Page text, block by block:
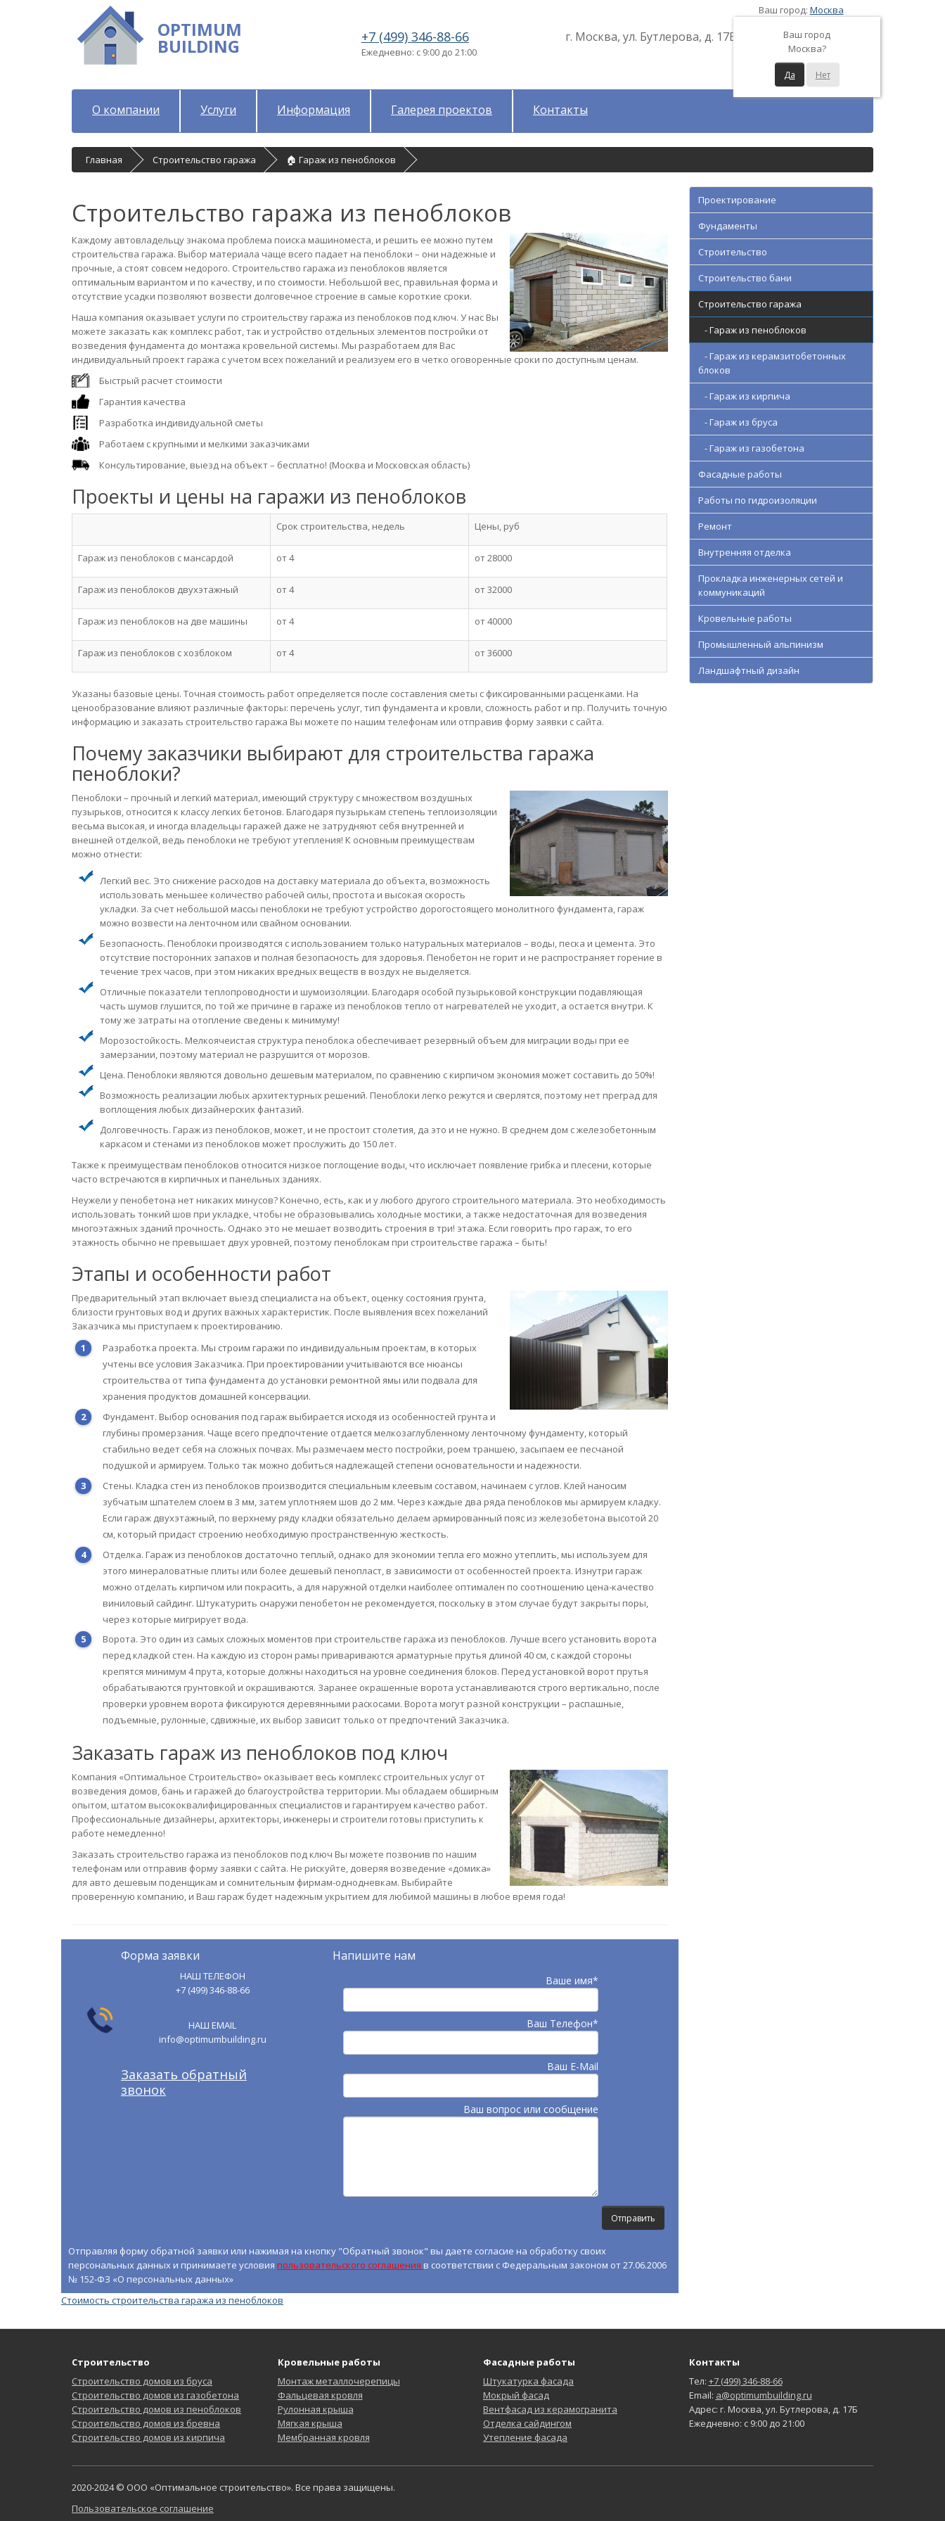
OPTIMUM
BUILDING +7 (499) 346-88-66
Ежедневно: с 9:00 до 21:00
г. Москва, ул. Бутлерова, д. 17Б
Ваш город: Москва
Ваш город
Москва?
Да Нет
О компании Услуги Информация Галерея проектов Контакты
Главная Строительство гаража 🏠 Гараж из пеноблоков
Строительство гаража из пеноблоков
Каждому автовладельцу знакома проблема поиска машиноместа, и решить ее можно путем
строительства гаража. Выбор материала чаще всего падает на пеноблоки – они надежные и
прочные, а стоят совсем недорого. Строительство гаража из пеноблоков является
оптимальным вариантом и по качеству, и по стоимости. Небольшой вес, правильная форма и
отсутствие усадки позволяют возвести долговечное строение в самые короткие сроки.
Наша компания оказывает услуги по строительству гаража из пеноблоков под ключ. У нас Вы
можете заказать как комплекс работ, так и устройство отдельных элементов постройки от
возведения фундамента до монтажа кровельной системы. Мы разработаем для Вас
индивидуальный проект гаража с учетом всех пожеланий и реализуем его в четко оговоренные сроки по доступным ценам.
Быстрый расчет стоимости
Гарантия качества
Разработка индивидуальной сметы
Работаем с крупными и мелкими заказчиками
Консультирование, выезд на объект – бесплатно! (Москва и Московская область)
Проекты и цены на гаражи из пеноблоков
Срок строительства, недель Цены, руб
Гараж из пеноблоков с мансардой от 4 от 28000
Гараж из пеноблоков двухэтажный от 4 от 32000
Гараж из пеноблоков на две машины от 4 от 40000
Гараж из пеноблоков с хозблоком от 4 от 36000
Указаны базовые цены. Точная стоимость работ определяется после составления сметы с фиксированными расценками. На
ценообразование влияют различные факторы: перечень услуг, тип фундамента и кровли, сложность работ и пр. Получить точную
информацию и заказать строительство гаража Вы можете по нашим телефонам или отправив форму заявки с сайта.
Почему заказчики выбирают для строительства гаража
пеноблоки?
Пеноблоки – прочный и легкий материал, имеющий структуру с множеством воздушных
пузырьков, относится к классу легких бетонов. Благодаря пузырькам степень теплоизоляции
весьма высокая, и иногда владельцы гаражей даже не затрудняют себя внутренней и
внешней отделкой, ведь пеноблоки не требуют утепления! К основным преимуществам
можно отнести:
Легкий вес. Это снижение расходов на доставку материала до объекта, возможность
использовать меньшее количество рабочей силы, простота и высокая скорость
укладки. За счет небольшой массы пеноблоки не требуют устройство дорогостоящего монолитного фундамента, гараж
можно возвести на ленточном или свайном основании.
Безопасность. Пеноблоки производятся с использованием только натуральных материалов – воды, песка и цемента. Это
отсутствие посторонних запахов и полная безопасность для здоровья. Пенобетон не горит и не распространяет горение в
течение трех часов, при этом никаких вредных веществ в воздух не выделяется.
Отличные показатели теплопроводности и шумоизоляции. Благодаря особой пузырьковой конструкции подавляющая
часть шумов глушится, по той же причине в гараже из пеноблоков тепло от нагревателей не уходит, а остается внутри. К
тому же затраты на отопление сведены к минимуму!
Морозостойкость. Мелкоячеистая структура пеноблока обеспечивает резервный объем для миграции воды при ее
замерзании, поэтому материал не разрушится от морозов.
Цена. Пеноблоки являются довольно дешевым материалом, по сравнению с кирпичом экономия может составить до 50%!
Возможность реализации любых архитектурных решений. Пеноблоки легко режутся и сверлятся, поэтому нет преград для
воплощения любых дизайнерских фантазий.
Долговечность. Гараж из пеноблоков, может, и не простоит столетия, да это и не нужно. В среднем дом с железобетонным
каркасом и стенами из пеноблоков может прослужить до 150 лет.
Также к преимуществам пеноблоков относится низкое поглощение воды, что исключает появление грибка и плесени, которые
часто встречаются в кирпичных и панельных зданиях.
Неужели у пенобетона нет никаких минусов? Конечно, есть, как и у любого другого строительного материала. Это необходимость
использовать тонкий шов при укладке, чтобы не образовывались холодные мостики, а также недостаточная для возведения
многоэтажных зданий прочность. Однако это не мешает возводить строения в три! этажа. Если говорить про гараж, то его
этажность обычно не превышает двух уровней, поэтому пеноблокам при строительстве гаража – быть!
Этапы и особенности работ
Предварительный этап включает выезд специалиста на объект, оценку состояния грунта,
близости грунтовых вод и других важных характеристик. После выявления всех пожеланий
Заказчика мы приступаем к проектированию.
Разработка проекта. Мы строим гаражи по индивидуальным проектам, в которых
учтены все условия Заказчика. При проектировании учитываются все нюансы
строительства от типа фундамента до установки ремонтной ямы или подвала для
хранения продуктов домашней консервации.
Фундамент. Выбор основания под гараж выбирается исходя из особенностей грунта и
глубины промерзания. Чаще всего предпочтение отдается мелкозаглубленному ленточному фундаменту, который
стабильно ведет себя на сложных почвах. Мы размечаем место постройки, роем траншею, засыпаем ее песчаной
подушкой и армируем. Только так можно добиться надлежащей степени основательности и надежности.
Стены. Кладка стен из пеноблоков производится специальным клеевым составом, начинаем с углов. Клей наносим
зубчатым шпателем слоем в 3 мм, затем уплотняем шов до 2 мм. Через каждые два ряда пеноблоков мы армируем кладку.
Если гараж двухэтажный, по верхнему ряду кладки обязательно делаем армированный пояс из железобетона высотой 20
см, который придаст строению необходимую пространственную жесткость.
Отделка. Гараж из пеноблоков достаточно теплый, однако для экономии тепла его можно утеплить, мы используем для
этого минераловатные плиты или более дешевый пенопласт, в зависимости от особенностей проекта. Изнутри гараж
можно отделать кирпичом или покрасить, а для наружной отделки наиболее оптимален по соотношению цена-качество
виниловый сайдинг. Штукатурить снаружи пенобетон не рекомендуется, поскольку в этом случае будут закрыты поры,
через которые мигрирует вода.
Ворота. Это один из самых сложных моментов при строительстве гаража из пеноблоков. Лучше всего установить ворота
перед кладкой стен. На каждую из сторон рамы привариваются арматурные прутья длиной 40 см, с каждой стороны
крепятся минимум 4 прута, которые должны находиться на уровне соединения блоков. Перед установкой ворот прутья
обрабатываются грунтовкой и окрашиваются. Заранее окрашенные ворота устанавливаются строго вертикально, после
проверки уровнем ворота фиксируются деревянными раскосами. Ворота могут разной конструкции – распашные,
подъемные, рулонные, сдвижные, их выбор зависит только от предпочтений Заказчика.
Заказать гараж из пеноблоков под ключ
Компания «Оптимальное Строительство» оказывает весь комплекс строительных услуг от
возведения домов, бань и гаражей до благоустройства территории. Мы обладаем обширным
опытом, штатом высококвалифицированных специалистов и гарантируем качество работ.
Профессиональные дизайнеры, архитекторы, инженеры и строители готовы приступить к
работе немедленно!
Заказать строительство гаража из пеноблоков под ключ Вы можете позвонив по нашим
телефонам или отправив форму заявки с сайта. Не рискуйте, доверяя возведение «домика»
для авто дешевым поденщикам и сомнительным фирмам-однодневкам. Выбирайте
проверенную компанию, и Ваш гараж будет надежным укрытием для любимой машины в любое время года!
Форма заявки
НАШ ТЕЛЕФОН
+7 (499) 346-88-66
НАШ EMAIL
info@optimumbuilding.ru
Заказать обратный
звонок
Напишите нам
Ваше имя*
Ваш Телефон*
Ваш E-Mail
Ваш вопрос или сообщение
Отправляя форму обратной заявки или нажимая на кнопку "Обратный звонок" вы даете согласие на обработку своих
персональных данных и принимаете условия пользовательского соглашения в соответствии с Федеральным законом от 27.06.2006
№ 152-ФЗ «О персональных данных»
Стоимость строительства гаража из пеноблоков
Проектирование
Фундаменты
Строительство
Строительство бани
Строительство гаража
- Гараж из пеноблоков
- Гараж из керамзитобетонных
блоков
- Гараж из кирпича
- Гараж из бруса
- Гараж из газобетона
Фасадные работы
Работы по гидроизоляции
Ремонт
Внутренняя отделка
Прокладка инженерных сетей и
коммуникаций
Кровельные работы
Промышленный альпинизм
Ландшафтный дизайн
Строительство
Строительство домов из бруса
Строительство домов из газобетона
Строительство домов из пеноблоков
Строительство домов из бревна
Строительство домов из кирпича
Кровельные работы
Монтаж металлочерепицы
Фальцевая кровля
Рулонная крыша
Мягкая крыша
Мембранная кровля
Фасадные работы
Штукатурка фасада
Мокрый фасад
Вентфасад из керамогранита
Отделка сайдингом
Утепление фасада
Контакты
Тел: +7 (499) 346-88-66
Email: a@optimumbuilding.ru
Адрес: г. Москва, ул. Бутлерова, д. 17Б
Ежедневно: с 9:00 до 21:00
2020-2024 © ООО «Оптимальное строительство». Все права защищены.
Пользовательское соглашение